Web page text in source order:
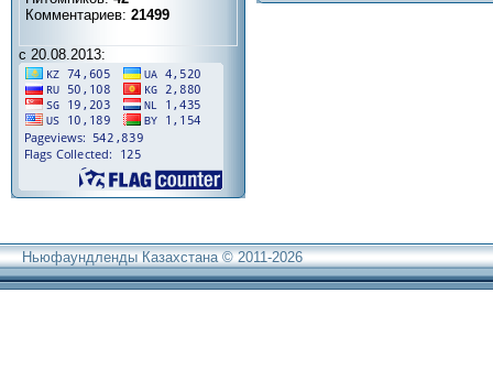
Комментариев: 21499
с 20.08.2013:
Ньюфаундленды Казахстана © 2011-2026